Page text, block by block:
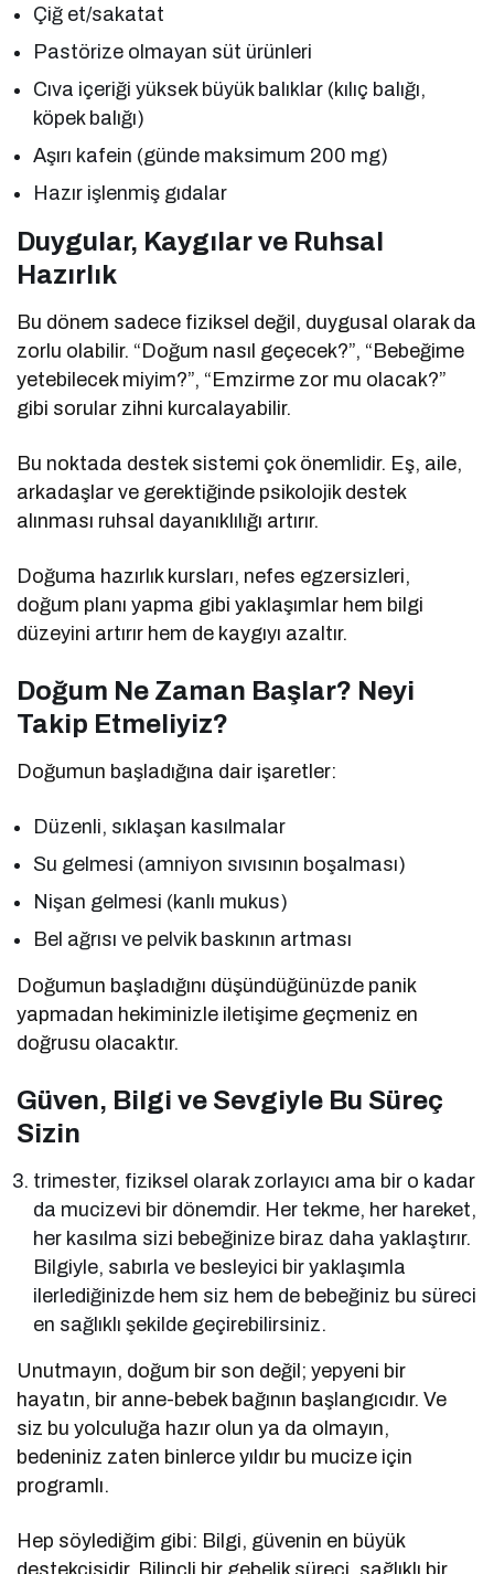
Çiğ et/sakatat
Pastörize olmayan süt ürünleri
Cıva içeriği yüksek büyük balıklar (kılıç balığı,
köpek balığı)
Aşırı kafein (günde maksimum 200 mg)
Hazır işlenmiş gıdalar
Duygular, Kaygılar ve Ruhsal
Hazırlık
Bu dönem sadece fiziksel değil, duygusal olarak da
zorlu olabilir. “Doğum nasıl geçecek?”, “Bebeğime
yetebilecek miyim?”, “Emzirme zor mu olacak?”
gibi sorular zihni kurcalayabilir.
Bu noktada destek sistemi çok önemlidir. Eş, aile,
arkadaşlar ve gerektiğinde psikolojik destek
alınması ruhsal dayanıklılığı artırır.
Doğuma hazırlık kursları, nefes egzersizleri,
doğum planı yapma gibi yaklaşımlar hem bilgi
düzeyini artırır hem de kaygıyı azaltır.
Doğum Ne Zaman Başlar? Neyi
Takip Etmeliyiz?
Doğumun başladığına dair işaretler:
Düzenli, sıklaşan kasılmalar
Su gelmesi (amniyon sıvısının boşalması)
Nişan gelmesi (kanlı mukus)
Bel ağrısı ve pelvik baskının artması
Doğumun başladığını düşündüğünüzde panik
yapmadan hekiminizle iletişime geçmeniz en
doğrusu olacaktır.
Güven, Bilgi ve Sevgiyle Bu Süreç
Sizin
trimester, fiziksel olarak zorlayıcı ama bir o kadar
da mucizevi bir dönemdir. Her tekme, her hareket,
her kasılma sizi bebeğinize biraz daha yaklaştırır.
Bilgiyle, sabırla ve besleyici bir yaklaşımla
ilerlediğinizde hem siz hem de bebeğiniz bu süreci
en sağlıklı şekilde geçirebilirsiniz.
Unutmayın, doğum bir son değil; yepyeni bir
hayatın, bir anne-bebek bağının başlangıcıdır. Ve
siz bu yolculuğa hazır olun ya da olmayın,
bedeniniz zaten binlerce yıldır bu mucize için
programlı.
Hep söylediğim gibi: Bilgi, güvenin en büyük
destekçisidir. Bilinçli bir gebelik süreci, sağlıklı bir